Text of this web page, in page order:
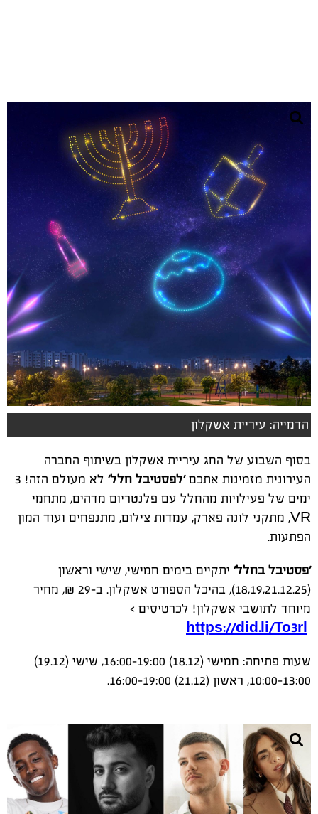
הדמייה: עיריית אשקלון
בסוף השבוע של החג עיריית אשקלון בשיתוף החברה
העירונית מזמינות אתכם'לפסטיבל חלל'
לא מעולם הזה! 3
ימים של פעילויות מהחלל עם פלנטריום מדהים, מתחמי
VR, מתקני לונה פארק, עמדות צילום, מתנפחים ועוד המון
הפתעות.
'פסטיבל בחלל' יתקיים בימים חמישי, שישי וראשון
(18,19,21.12.25), בהיכל הספורט אשקלון. ב-29 ₪, מחיר
מיוחד לתושבי אשקלון! לכרטיסים >
https://did.li/To3rl
שעות פתיחה:
חמישי (18.12) 16:00-19:00, שישי (19.12)
10:00-13:00, ראשון (21.12) 16:00-19:00.